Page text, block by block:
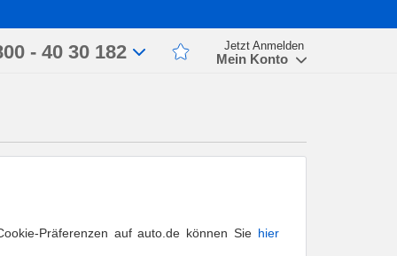
- 40 30 182 Jetzt Anmelden
Mein Konto
Präferenzen auf auto.de können Sie hier